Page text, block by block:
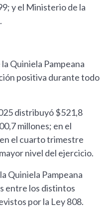
y el Ministerio de la
Quiniela Pampeana
positiva durante todo
distribuyó $521,8
millones; en el
el cuarto trimestre
nivel del ejercicio.
Quiniela Pampeana
entre los distintos
por la Ley 808.